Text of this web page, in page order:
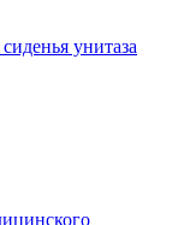
унитаза